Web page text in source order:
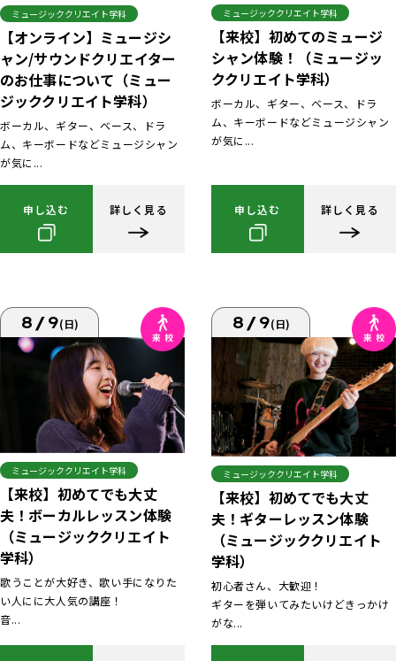
ミュージッククリエイト学科
【オンライン】ミュージシ
ャン/サウンドクリエイター
のお仕事について（ミュー
ジッククリエイト学科）
ボーカル、ギター、ベース、ドラ
ム、キーボードなどミュージシャン
が気に...
申し込む 詳しく見る
ミュージッククリエイト学科
【来校】初めてのミュージ
シャン体験！（ミュージッ
ククリエイト学科）
ボーカル、ギター、ベース、ドラ
ム、キーボードなどミュージシャン
が気に...
申し込む 詳しく見る
8/9(日)
ミュージッククリエイト学科
【来校】初めてでも大丈
夫！ボーカルレッスン体験
（ミュージッククリエイト
学科）
歌うことが大好き、歌い手になりた
い人にに大人気の講座！
音...
8/9(日)
ミュージッククリエイト学科
【来校】初めてでも大丈
夫！ギターレッスン体験
（ミュージッククリエイト
学科）
初心者さん、大歓迎！
ギターを弾いてみたいけどきっかけ
がな...